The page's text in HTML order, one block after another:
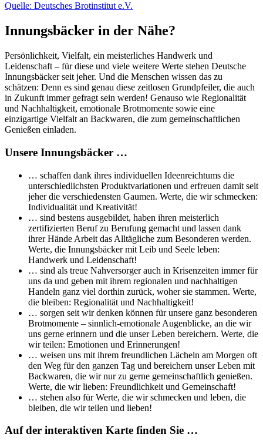
Quelle: Deutsches Brotinstitut e.V.
Innungsbäcker in der Nähe?
Persönlichkeit, Vielfalt, ein meisterliches Handwerk und
Leidenschaft – für diese und viele weitere Werte stehen Deutsche
Innungsbäcker seit jeher. Und die Menschen wissen das zu
schätzen: Denn es sind genau diese zeitlosen Grundpfeiler, die auch
in Zukunft immer gefragt sein werden! Genauso wie Regionalität
und Nachhaltigkeit, emotionale Brotmomente sowie eine
einzigartige Vielfalt an Backwaren, die zum gemeinschaftlichen
Genießen einladen.
Unsere Innungsbäcker …
… schaffen dank ihres individuellen Ideenreichtums die
unterschiedlichsten Produktvariationen und erfreuen damit seit
jeher die verschiedensten Gaumen. Werte, die wir schmecken:
Individualität und Kreativität!
… sind bestens ausgebildet, haben ihren meisterlich
zertifizierten Beruf zu Berufung gemacht und lassen dank
ihrer Hände Arbeit das Alltägliche zum Besonderen werden.
Werte, die Innungsbäcker mit Leib und Seele leben:
Handwerk und Leidenschaft!
… sind als treue Nahversorger auch in Krisenzeiten immer für
uns da und geben mit ihrem regionalen und nachhaltigen
Handeln ganz viel dorthin zurück, woher sie stammen. Werte,
die bleiben: Regionalität und Nachhaltigkeit!
… sorgen seit wir denken können für unsere ganz besonderen
Brotmomente – sinnlich-emotionale Augenblicke, an die wir
uns gerne erinnern und die unser Leben bereichern. Werte, die
wir teilen: Emotionen und Erinnerungen!
… weisen uns mit ihrem freundlichen Lächeln am Morgen oft
den Weg für den ganzen Tag und bereichern unser Leben mit
Backwaren, die wir nur zu gerne gemeinschaftlich genießen.
Werte, die wir lieben: Freundlichkeit und Gemeinschaft!
… stehen also für Werte, die wir schmecken und leben, die
bleiben, die wir teilen und lieben!
Auf der interaktiven Karte finden Sie …